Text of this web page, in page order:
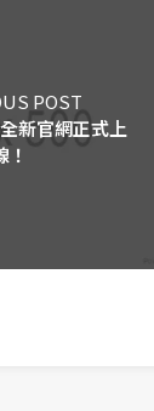
POST
新官網正式上
！